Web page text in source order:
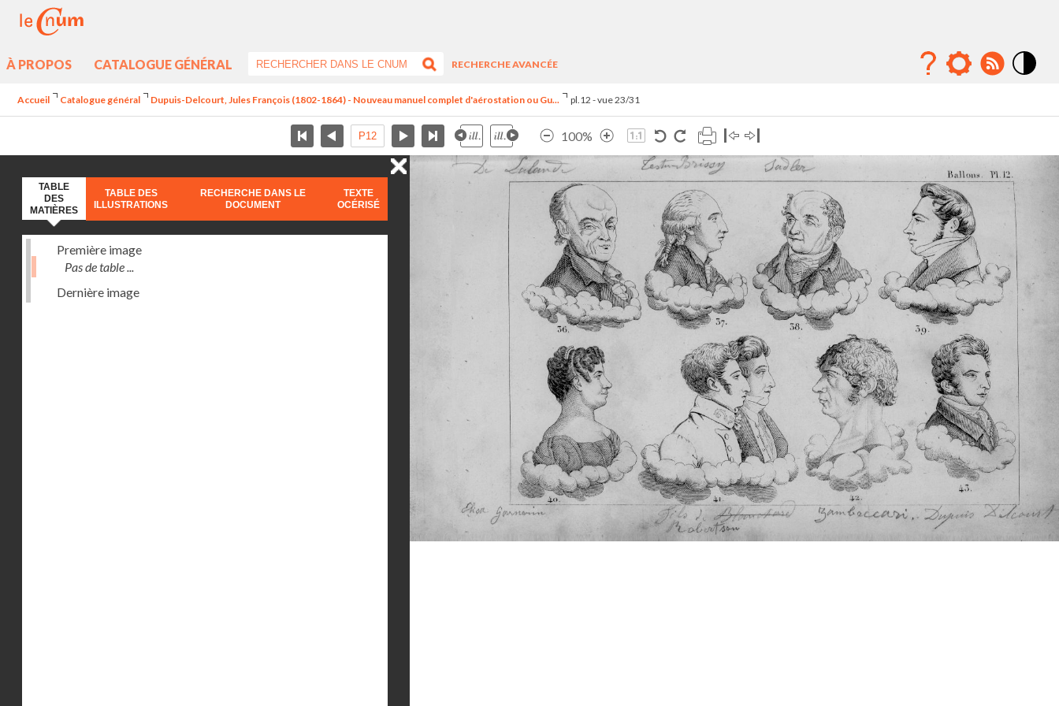
À PROPOS CATALOGUE GÉNÉRAL
RECHERCHE AVANCÉE
Accueil Catalogue général Dupuis-Delcourt, Jules François (1802-1864) - Nouveau manuel complet d'aérostation ou Gu... pl.12 - vue 23/31
100%
TABLE
DES
MATIÈRES
TABLE DES
ILLUSTRATIONS
RECHERCHE DANS LE
DOCUMENT
TEXTE
OCÉRISÉ
Première image
Pas de table ...
Dernière image